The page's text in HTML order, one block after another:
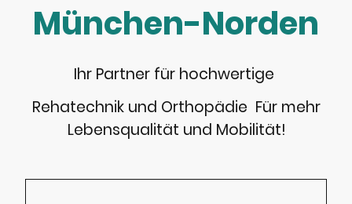
München-Norden
Ihr Partner für hochwertige
Rehatechnik und Orthopädie Für mehr
Lebensqualität und Mobilität!